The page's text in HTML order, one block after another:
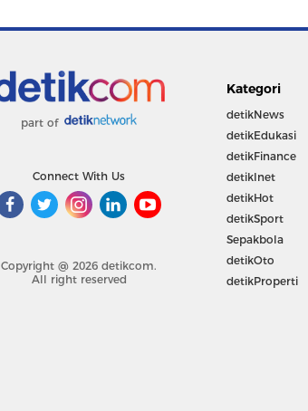
part of
Connect With Us
Copyright @ 2026 detikcom.
All right reserved
Kategori
detikNews
detikEdukasi
detikFinance
detikInet
detikHot
detikSport
Sepakbola
detikOto
detikProperti